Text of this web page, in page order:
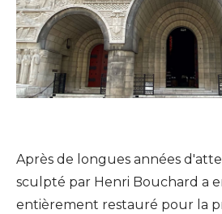
Après de longues années
sculpté par Henri Bouchard a
entièrement restauré pour la